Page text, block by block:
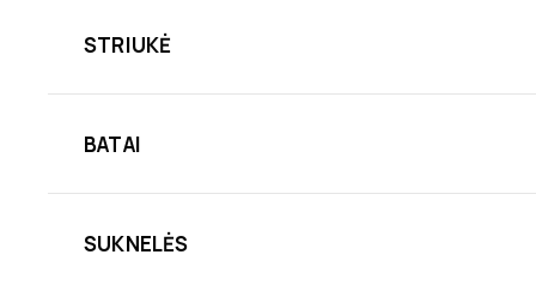
STRIUKĖ
BATAI
SUKNELĖS